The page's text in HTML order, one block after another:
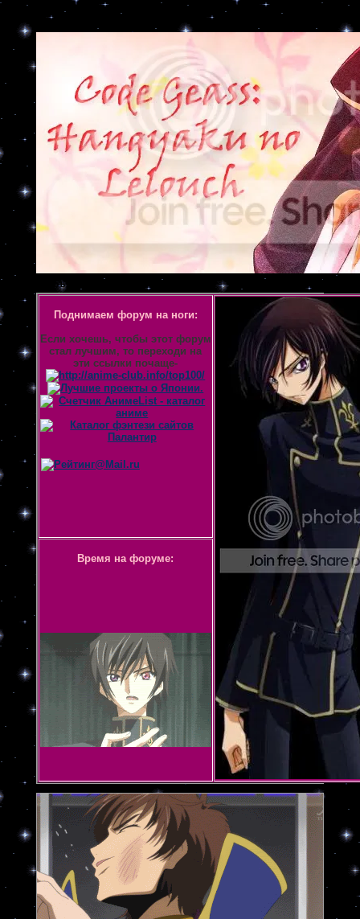
Объявление
Поднимаем форум на ноги:
Если хочешь, чтобы этот форум
стал лучшим, то переходи на
эти ссылки почаще-
Время на форуме: